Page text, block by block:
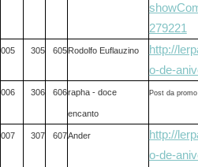
279221
005 305 605Rodolfo Euflauzino
http://
o-de-
006 306 606rapha - doce
encanto
Post da
007 307 607Ander
http://
o-de-